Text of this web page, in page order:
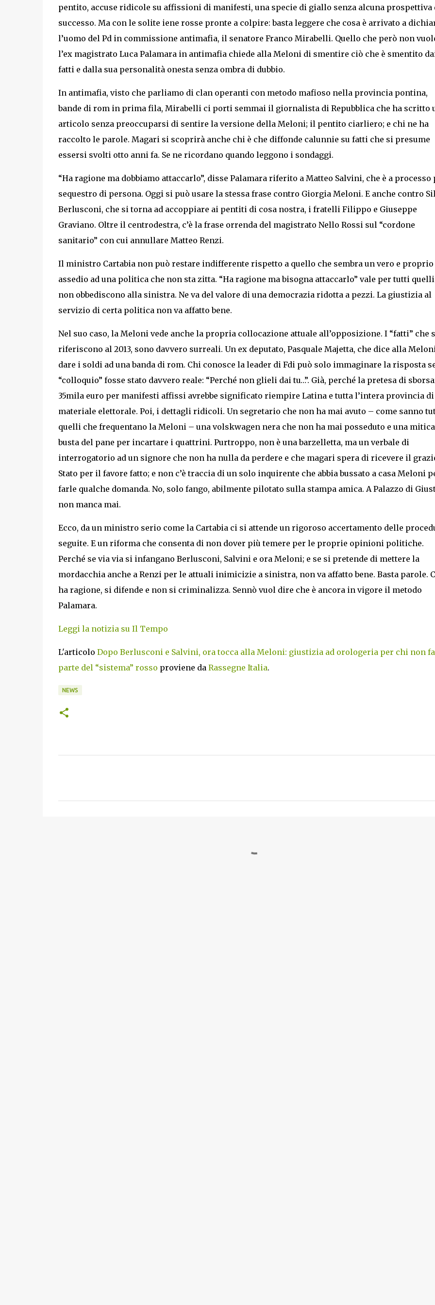
pentito, accuse ridicole su affissioni di manifesti, una specie di giallo senza alcuna prospettiva
successo. Ma con le solite iene rosse pronte a colpire: basta leggere che cosa è arrivato a
l’uomo del Pd in commissione antimafia, il senatore Franco Mirabelli. Quello che però non
l’ex magistrato Luca Palamara in antimafia chiede alla Meloni di smentire ciò che è smentito
fatti e dalla sua personalità onesta senza ombra di dubbio.
In antimafia, visto che parliamo di clan operanti con metodo mafioso nella provincia pontina,
bande di rom in prima fila, Mirabelli ci porti semmai il giornalista di Repubblica che ha scritto
articolo senza preoccuparsi di sentire la versione della Meloni; il pentito ciarliero; e chi ne ha
raccolto le parole. Magari si scoprirà anche chi è che diffonde calunnie su fatti che si presume
essersi svolti otto anni fa. Se ne ricordano quando leggono i sondaggi.
“Ha ragione ma dobbiamo attaccarlo”, disse Palamara riferito a Matteo Salvini, che è a processo
sequestro di persona. Oggi si può usare la stessa frase contro Giorgia Meloni. E anche contro
Berlusconi, che si torna ad accoppiare ai pentiti di cosa nostra, i fratelli Filippo e Giuseppe
Graviano. Oltre il centrodestra, c’è la frase orrenda del magistrato Nello Rossi sul “cordone
sanitario” con cui annullare Matteo Renzi.
Il ministro Cartabia non può restare indifferente rispetto a quello che sembra un vero e proprio
assedio ad una politica che non sta zitta. “Ha ragione ma bisogna attaccarlo” vale per tutti
non obbediscono alla sinistra. Ne va del valore di una democrazia ridotta a pezzi. La giustizia al
servizio di certa politica non va affatto bene.
Nel suo caso, la Meloni vede anche la propria collocazione attuale all’opposizione. I “fatti” che
riferiscono al 2013, sono davvero surreali. Un ex deputato, Pasquale Majetta, che dice alla
dare i soldi ad una banda di rom. Chi conosce la leader di Fdi può solo immaginare la risposta
“colloquio” fosse stato davvero reale: “Perché non glieli dai tu…”. Già, perché la pretesa di
35mila euro per manifesti affissi avrebbe significato riempire Latina e tutta l’intera provincia di
materiale elettorale. Poi, i dettagli ridicoli. Un segretario che non ha mai avuto – come sanno
quelli che frequentano la Meloni – una volskwagen nera che non ha mai posseduto e una mitica
busta del pane per incartare i quattrini. Purtroppo, non è una barzelletta, ma un verbale di
interrogatorio ad un signore che non ha nulla da perdere e che magari spera di ricevere il
Stato per il favore fatto; e non c’è traccia di un solo inquirente che abbia bussato a casa Meloni
farle qualche domanda. No, solo fango, abilmente pilotato sulla stampa amica. A Palazzo di
non manca mai.
Ecco, da un ministro serio come la Cartabia ci si attende un rigoroso accertamento delle
seguite. E un riforma che consenta di non dover più temere per le proprie opinioni politiche.
Perché se via via si infangano Berlusconi, Salvini e ora Meloni; e se si pretende di mettere la
mordacchia anche a Renzi per le attuali inimicizie a sinistra, non va affatto bene. Basta parole.
ha ragione, si difende e non si criminalizza. Sennò vuol dire che è ancora in vigore il metodo
Palamara.
Leggi la notizia su Il Tempo
L'articolo Dopo Berlusconi e Salvini, ora tocca alla Meloni: giustizia ad orologeria per chi non fa
parte del “sistema” rosso proviene da Rassegne Italia.
NEWS